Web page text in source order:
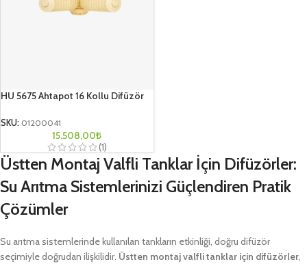
HU 5675 Ahtapot 16 Kollu Difüzör
SKU: 01200041
15.508,00₺
(1)
Üstten Montaj Valfli Tanklar İçin Difüzörler:
Su Arıtma Sistemlerinizi Güçlendiren Pratik
Çözümler
Su arıtma sistemlerinde kullanılan tankların etkinliği, doğru difüzör
seçimiyle doğrudan ilişkilidir. Üstten montaj valfli tanklar için difüzörler,